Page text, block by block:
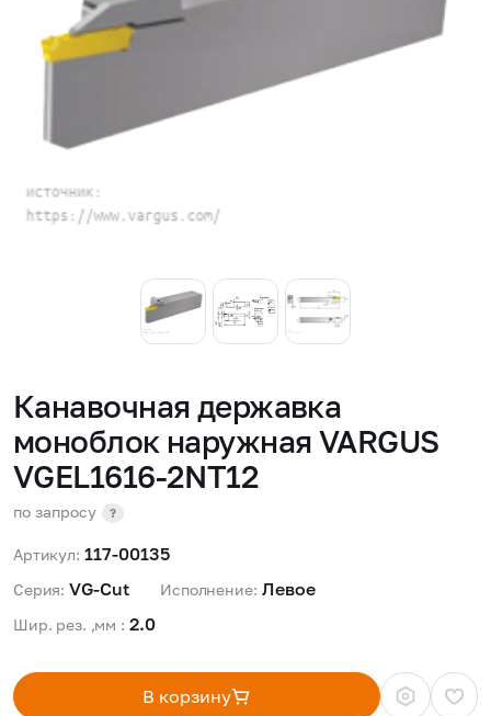
Канавочная державка
моноблок наружная VARGUS
VGEL1616-2NT12
по запросу ?
Артикул: 117-00135
Серия: VG-Cut Исполнение: Левое
Шир. рез. ,мм : 2.0
В корзину